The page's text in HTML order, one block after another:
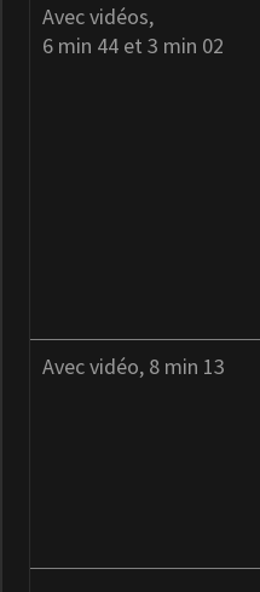
Avec vidéos,
6 min 44 et 3 min 02
Avec vidéo, 8 min 13